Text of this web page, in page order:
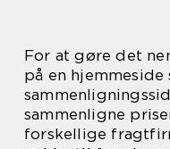
For at gøre det
på en
sammenligne
forskellige